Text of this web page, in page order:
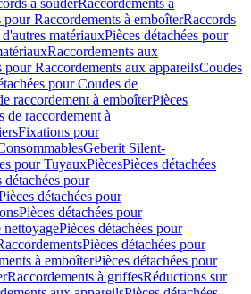
à souderRaccordements à
pour Raccordements à emboîterRaccords
matériauxPièces détachées pour
Raccordements aux
pour Raccordements aux appareilsCoudes
pour Coudes de
raccordement à emboîterPièces
de raccordement à
Fixations pour
Geberit Silent-
pour TuyauxPiècesPièces détachées
détachées pour
détachées pour
Pièces détachées pour
nettoyagePièces détachées pour
Pièces détachées pour
à emboîterPièces détachées pour
Raccordements à griffesRéductions sur